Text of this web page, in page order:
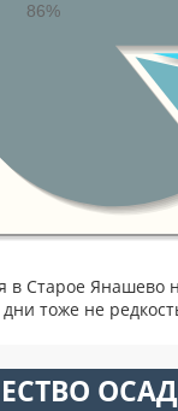
86%
в Старое Янашево
тоже не